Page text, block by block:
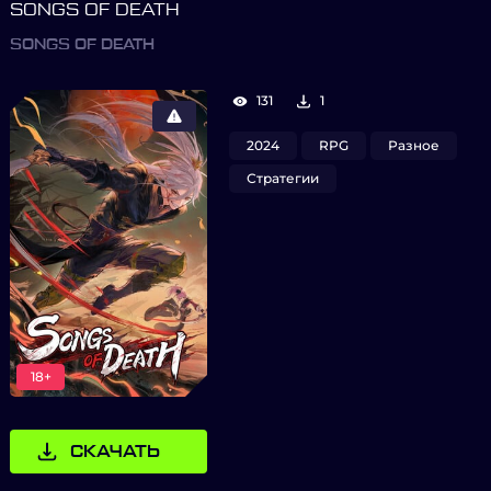
SONGS OF DEATH
SONGS OF DEATH
18+
СКАЧАТЬ
131 1
2024 RPG
Разное
Стратегии